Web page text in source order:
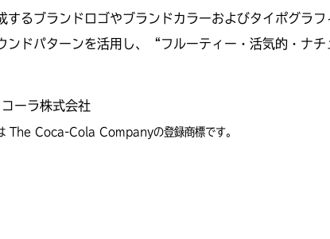
するブランドロゴやブランドカラーおよびタイポグラ
ンドパターンを活用し、“フルーティー・活気的・ナ
ーラ株式会社
The Coca-Cola Companyの登録商標です。